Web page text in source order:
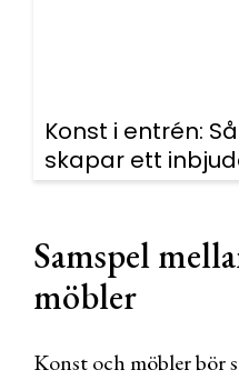
Konst i entrén:
skapar ett
Samspel
möbler
Konst och möbler bör